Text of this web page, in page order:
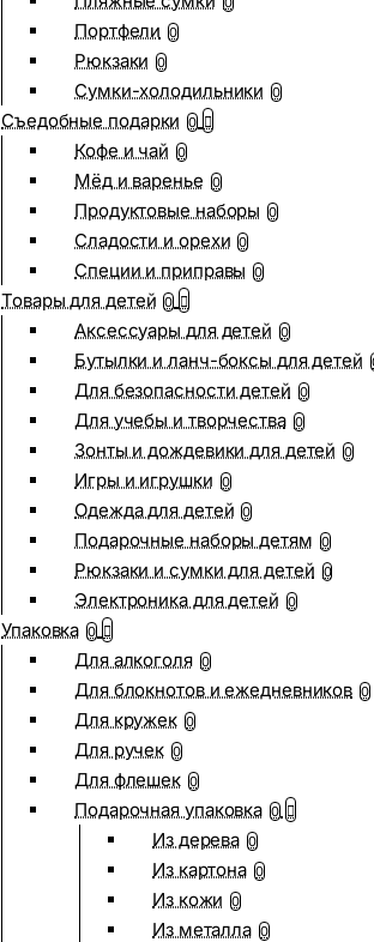
Портфели 0
Рюкзаки 0
Сумки-холодильники 0
Съедобные подарки 0
Кофе и чай 0
Мёд и варенье 0
Продуктовые наборы 0
Сладости и орехи 0
Специи и приправы 0
Товары для детей 0
Аксессуары для детей 0
Бутылки и ланч-боксы для детей
Для безопасности детей 0
Для учебы и творчества 0
Зонты и дождевики для детей 0
Игры и игрушки 0
Одежда для детей 0
Подарочные наборы детям 0
Рюкзаки и сумки для детей 0
Электроника для детей 0
Упаковка 0
Для алкоголя 0
Для блокнотов и ежедневников 0
Для кружек 0
Для ручек 0
Для флешек 0
Подарочная упаковка 0
Из дерева 0
Из картона 0
Из кожи 0
Из металла 0